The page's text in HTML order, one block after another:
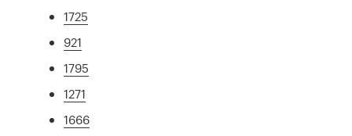
1725
921
1795
1271
1666